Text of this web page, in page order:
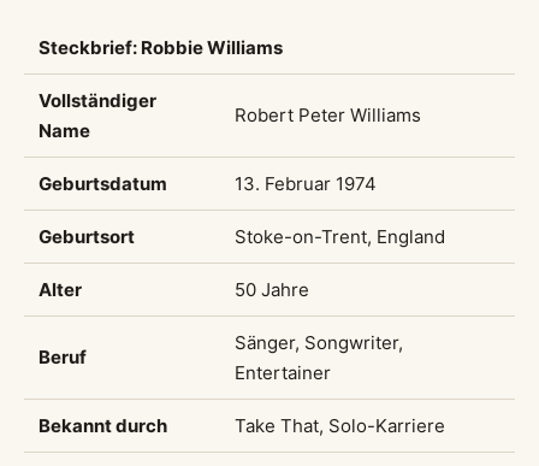
Steckbrief: Robbie Williams
Vollständiger
Name
Robert Peter Williams
Geburtsdatum 13. Februar 1974
Geburtsort Stoke-on-Trent, England
Alter 50 Jahre
Beruf
Sänger, Songwriter,
Entertainer
Bekannt durch Take That, Solo-Karriere